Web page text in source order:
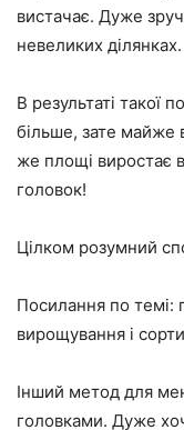
вистачає. Дуже
невеликих ділянках.
B результаті такої
більше, зате майже
же площі виростає
головок!
Цілком розумний
Посилання по темі:
вирощування і
Інший метод для
головками. Дуже